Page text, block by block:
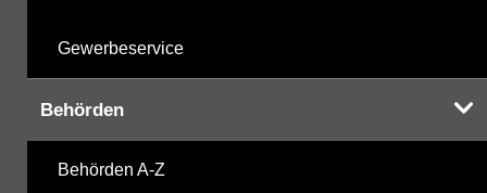
Gewerbeservice
Behörden
Behörden A-Z